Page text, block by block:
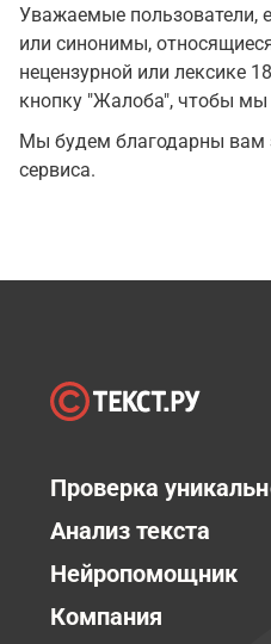
Уважаемые пользователи,
или синонимы,
нецензурной или лексике
кнопку "Жалоба", чтобы мы
Мы будем благодарны вам
сервиса.
Проверка
Анализ текста
Нейропомощник
Компания